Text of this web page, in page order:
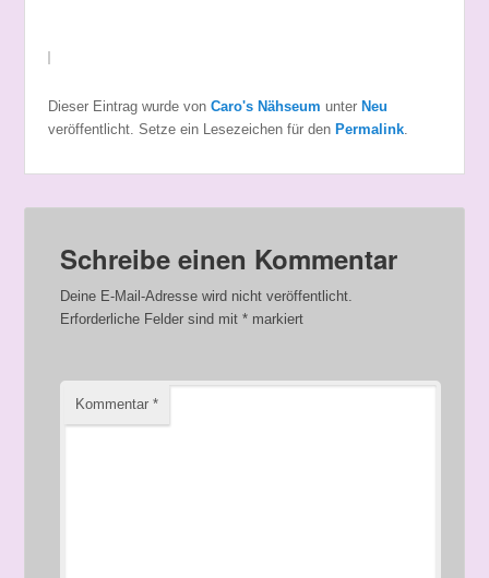
Dieser Eintrag wurde von Caro's Nähseum unter Neu
veröffentlicht. Setze ein Lesezeichen für den Permalink.
Schreibe einen Kommentar
Deine E-Mail-Adresse wird nicht veröffentlicht.
Erforderliche Felder sind mit* markiert
Kommentar*